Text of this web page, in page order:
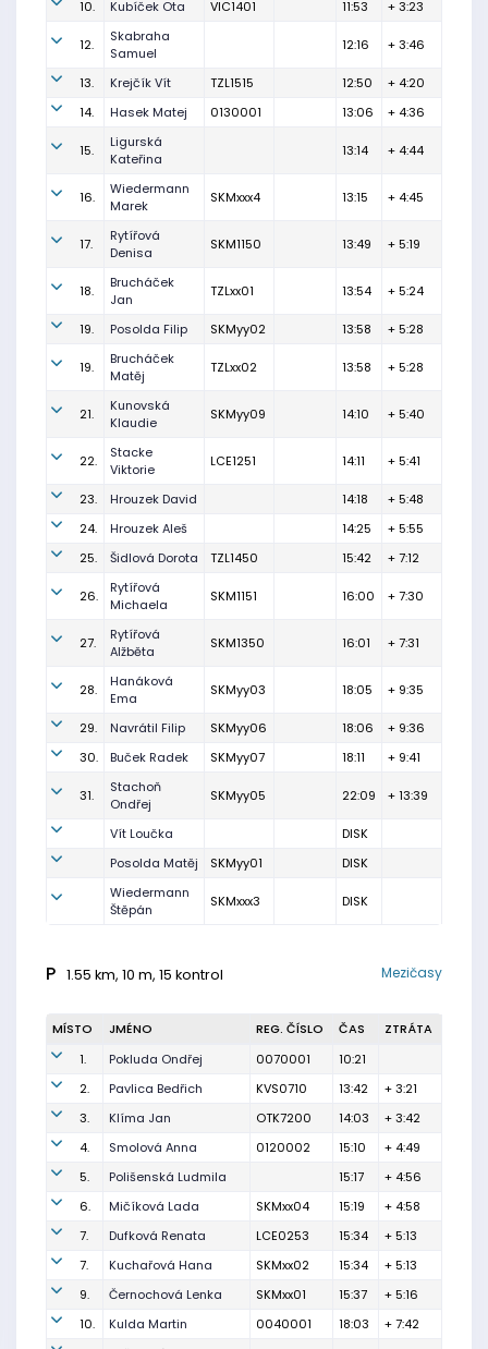
10. Kubíček Ota VIC1401 11:53 + 3:23
12.
Skabraha
Samuel
12:16 + 3:46
13. Krejčík Vít TZL1515 12:50
+ 4:20
14.
Hasek Matej 0130001 13:06 + 4:36
15.
Ligurská
Kateřina
13:14 + 4:44
16.
Wiedermann
Marek
SKMxxx4 13:15 + 4:45
17.
Rytířová
Denisa
SKM1150 13:49 + 5:19
18.
Brucháček
Jan
TZLxx01 13:54 + 5:24
19. Posolda Filip SKMyy02 13:58 + 5:28
19.
Brucháček
Matěj
TZLxx02 13:58 + 5:28
21.
Kunovská
Klaudie
SKMyy09 14:10 + 5:40
22.
Stacke
Viktorie
LCE1251 14:11 + 5:41
23. Hrouzek David 14:18
+ 5:48
24.
Hrouzek Aleš 14:25
+ 5:55
25.
Šidlová Dorota TZL1450 15:42 + 7:12
26.
Rytířová
Michaela
SKM1151 16:00 + 7:30
27.
Rytířová
Alžběta
SKM1350 16:01 + 7:31
28.
Hanáková
Ema
SKMyy03 18:05 + 9:35
29. Navrátil Filip SKMyy06 18:06
+ 9:36
30.
Buček Radek SKMyy07 18:11 + 9:41
31.
Stachoň
Ondřej
SKMyy05 22:09 + 13:39
Vít Loučka
DISK
Posolda Matěj
SKMyy01
DISK
Wiedermann
Štěpán
SKMxxx3 DISK
P 1.55 km, 10 m, 15 kontrol Mezičasy
MÍSTO JMÉNO REG. ČÍSLO ČAS
ZTRÁTA
1.
Pokluda Ondřej 0070001
10:21
2.
Pavlica Bedřich KVS0710 13:42
+ 3:21
3.
Klíma Jan OTK7200 14:03
+ 3:42
4.
Smolová Anna 0120002 15:10
+ 4:49
5.
Polišenská Ludmila 15:17
+ 4:56
6.
Mičíková Lada SKMxx04 15:19
+ 4:58
7.
Dufková Renata LCE0253 15:34
+ 5:13
7.
Kuchařová Hana SKMxx02 15:34
+ 5:13
9.
Černochová Lenka SKMxx01 15:37
+ 5:16
10.
Kulda Martin 0040001 18:03
+ 7:42